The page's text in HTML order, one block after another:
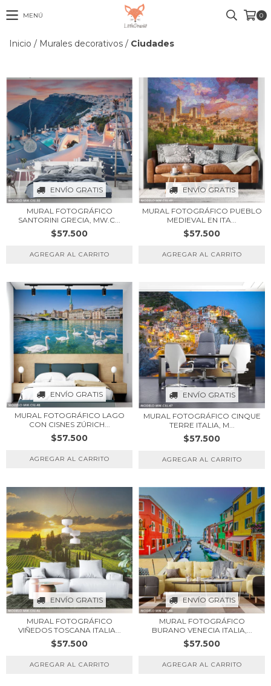
MENÚ 0
Inicio / Murales decorativos / Ciudades
ENVÍO GRATIS
MURAL FOTOGRÁFICO
SANTORINI GRECIA, MW.C...
$57.500
ENVÍO GRATIS
MURAL FOTOGRÁFICO PUEBLO
MEDIEVAL EN ITA...
$57.500
ENVÍO GRATIS
MURAL FOTOGRÁFICO LAGO
CON CISNES ZÚRICH...
$57.500
ENVÍO GRATIS
MURAL FOTOGRÁFICO CINQUE
TERRE ITALIA, M...
$57.500
ENVÍO GRATIS
MURAL FOTOGRÁFICO
VIÑEDOS TOSCANA ITALIA...
$57.500
ENVÍO GRATIS
MURAL FOTOGRÁFICO
BURANO VENECIA ITALIA,...
$57.500